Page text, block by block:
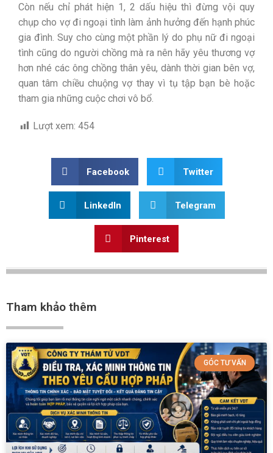
Còn nếu chỉ phát hiện 1, 2 dấu hiệu thì đừng vội quy
chụp cho vợ đi ngoại tình làm ảnh hưởng đến hạnh phúc
gia đình. Suy cho cùng một phần lý do phụ nữ đi ngoại
tình cũng do người chồng mà ra nên hãy yêu thương vợ
hơn nhé các ông chồng thân yêu, dành thời gian bên vợ,
quan tâm chiều chuộng vợ thay vì tụ tập bạn bè hoặc
tham gia những cuộc chơi vô bổ.
Lượt xem: 454
Facebook Twitter
LinkedIn Telegram
Pinterest
Tham khảo thêm
GÓC TƯ VẤN